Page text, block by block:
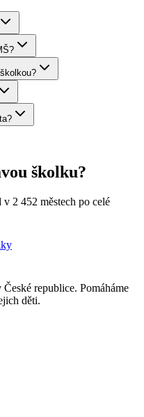
školku?
v 2 452 městech po celé
republice. Pomáháme
děti.